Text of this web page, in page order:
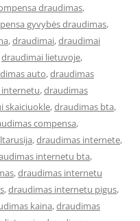
draudimas,
gyvybės draudimas,
,draudimai,draudimai
draudimai lietuvoje,
auto,draudimas
,draudimas
skaiciuokle,draudimas bta,
compensa,
,draudimas internete,
internetu bta,
,draudimas internetu
,draudimas internetu pigus,
kaina,draudimas